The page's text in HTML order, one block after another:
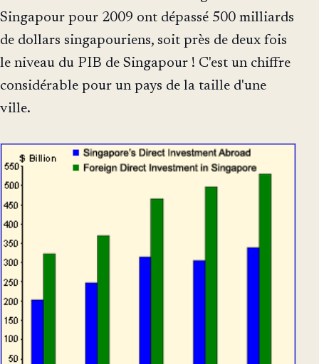
Singapour pour 2009 ont dépassé 500 milliards
de dollars singapouriens, soit près de deux fois
le niveau du PIB de Singapour ! C'est un chiffre
considérable pour un pays de la taille d'une
ville.